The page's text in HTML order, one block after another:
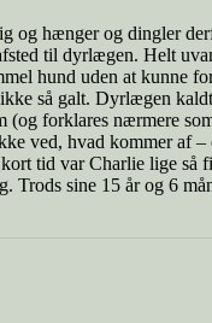
og hænger og dingler
til dyrlægen. Helt
hund uden at kunne
så galt. Dyrlægen
(og forklares nærmere
ved, hvad kommer af
tid var Charlie lige så
Trods sine 15 år og 6